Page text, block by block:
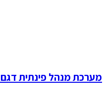
מערכת מנהל פינתית דגם X